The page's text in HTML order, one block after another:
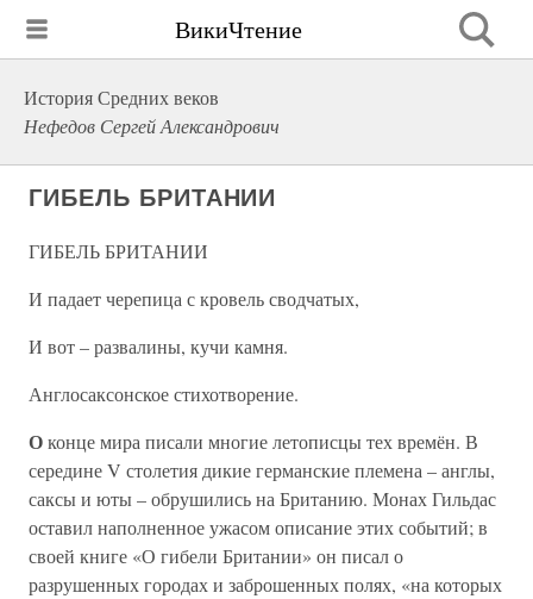
ВикиЧтение
История Средних веков
Нефедов Сергей Александрович
ГИБЕЛЬ БРИТАНИИ
ГИБЕЛЬ БРИТАНИИ
И падает черепица с кровель сводчатых,
И вот – развалины, кучи камня.
Англосаксонское стихотворение.
Оконце мира писали многие летописцы тех времён. В
середине V столетия дикие германские племена – англы,
саксы и юты – обрушились на Британию. Монах Гильдас
оставил наполненное ужасом описание этих событий; в
своей книге «О гибели Британии» он писал о
разрушенных городах и заброшенных полях, «на которых